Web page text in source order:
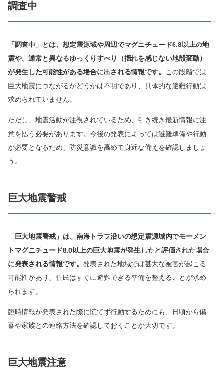
調査中
「調査中」とは、想定震源域や周辺でマグニチュード6.8以上の地
震や、通常と異なるゆっくりすべり（揺れを感じない地殻変動）
が発生した可能性がある場合に出される情報です。
この段階では
巨大地震につながるかどうかは不明であり、具体的な避難行動は
求められていません。
ただし、地震活動が注視されているため、引き続き最新情報に注
意を払う必要があります。今後の発表によっては避難準備や行動
が必要となるため、防災意識を高めて身近な備えを確認しましょ
う。
巨大地震警戒
「 巨大地震警戒」は、南海トラフ沿いの想定震源域内でモーメン
トマグニチュード8.0以上の巨大地震が発生したと評価された場合
に発表される情報です。 発表された地域では甚大な被害が起こる
可能性があり、住民はすぐに避難できる準備を整えることが求め
られます。
臨時情報が発表された際に慌てず行動するためにも、日頃から備
蓄や家族との連絡方法を確認しておくことが大切です。
巨大地震注意